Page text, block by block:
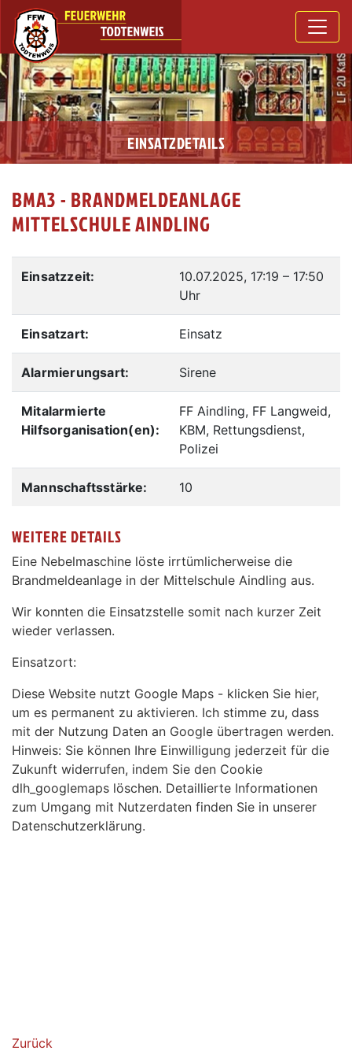
EINSATZDETAILS
BMA3 - BRANDMELDEANLAGE
MITTELSCHULE AINDLING
Einsatzzeit: 10.07.2025, 17:19 – 17:50
Uhr
Einsatzart: Einsatz
Alarmierungsart: Sirene
Mitalarmierte
Hilfsorganisation(en):
FF Aindling, FF Langweid,
KBM, Rettungsdienst,
Polizei
Mannschaftsstärke: 10
WEITERE DETAILS
Eine Nebelmaschine löste irrtümlicherweise die
Brandmeldeanlage in der Mittelschule Aindling aus.
Wir konnten die Einsatzstelle somit nach kurzer Zeit
wieder verlassen.
Einsatzort:
Diese Website nutzt Google Maps - klicken Sie hier,
um es permanent zu aktivieren. Ich stimme zu, dass
mit der Nutzung Daten an Google übertragen werden.
Hinweis: Sie können Ihre Einwilligung jederzeit für die
Zukunft widerrufen, indem Sie den Cookie
dlh_googlemaps löschen. Detaillierte Informationen
zum Umgang mit Nutzerdaten finden Sie in unserer
Datenschutzerklärung.
Zurück